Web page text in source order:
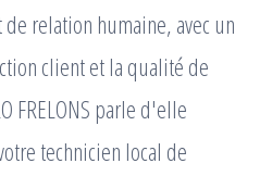
relation humaine, avec un
client et la qualité de
FRELONS parle d'elle
technicien local de